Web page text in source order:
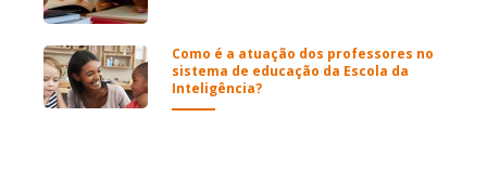
Como é a atuação dos professores no
sistema de educação da Escola da
Inteligência?